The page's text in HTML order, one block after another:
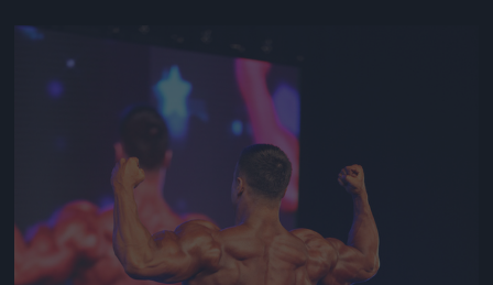
Jön még kép!